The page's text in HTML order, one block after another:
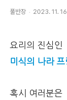
풀반장 2023. 11.
요리의 진심인
미식의 나라 프
혹시 여러분은